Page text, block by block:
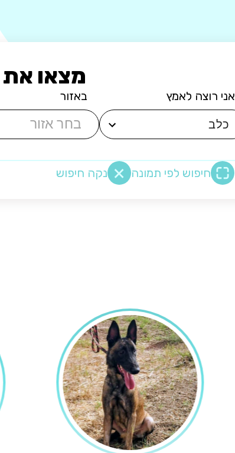
מצאו
אני רוצה לאמץ באזור
חיפוש לפי תמונה נקה חיפוש